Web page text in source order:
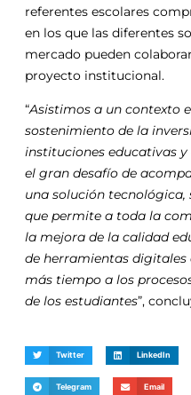
referentes escolares
en los que las diferentes
mercado pueden
proyecto institucional.
“Asistimos a un contexto
sostenimiento de la
instituciones educativas
el gran desafío de
una solución
que permite a toda la
la mejora de la calidad
de herramientas
más tiempo a los
de los estudiantes”,
Twitter LinkedIn
Telegram Email